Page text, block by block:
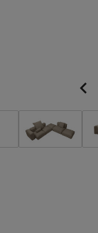
navigate_before